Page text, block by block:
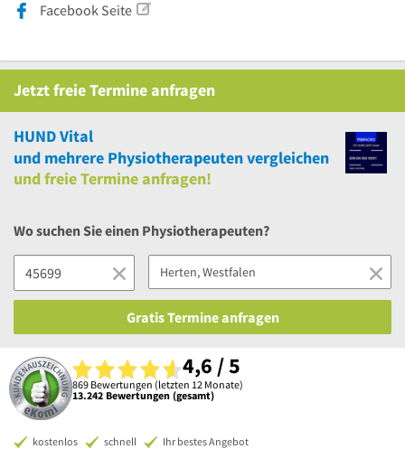
Facebook Seite
JetztfreieTermine anfragen
HUND Vital
und mehrere Physiotherapeuten vergleichen
undfreieTermine anfragen!
Wo suchen Sie einen Physiotherapeuten?
Gratis Termine anfragen
4,6 / 5
869 Bewertungen (letzten 12 Monate)
13.242 Bewertungen (gesamt)
kostenlos schnell Ihr bestes Angebot